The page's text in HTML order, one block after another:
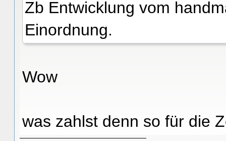
Zb Entwicklung vom
Einordnung.
Wow
was zahlst denn so für die